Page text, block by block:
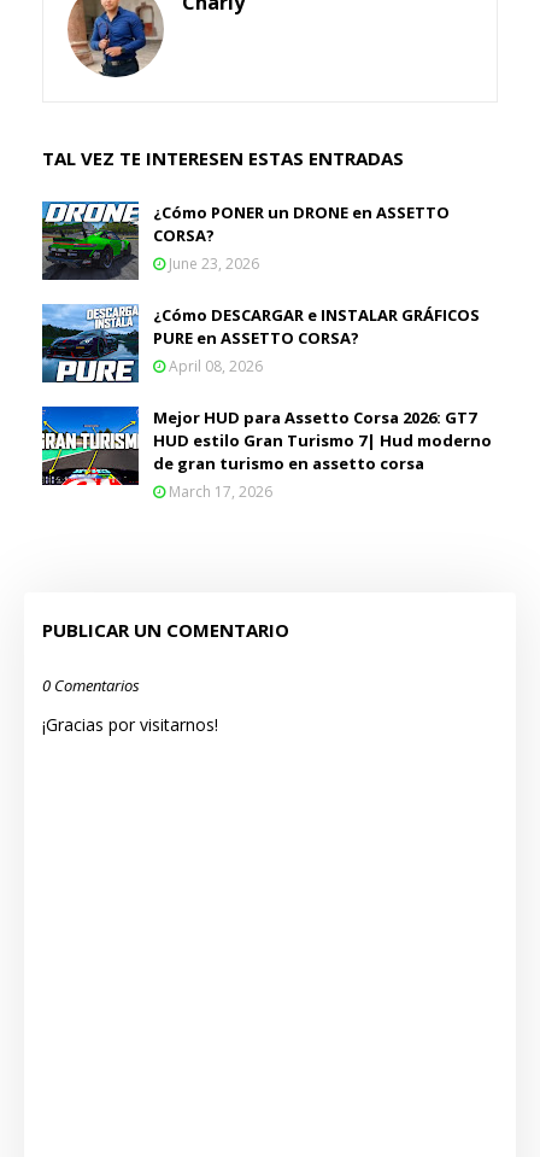
TAL VEZ TE INTERESEN ESTAS ENTRADAS
¿Cómo PONER un DRONE en ASSETTO
CORSA?
June 23, 2026
¿Cómo DESCARGAR e INSTALAR GRÁFICOS
PURE en ASSETTO CORSA?
April 08, 2026
Mejor HUD para Assetto Corsa 2026: GT7
HUD estilo Gran Turismo 7| Hud moderno
de gran turismo en assetto corsa
March 17, 2026
PUBLICAR UN COMENTARIO
0 Comentarios
¡Gracias por visitarnos!